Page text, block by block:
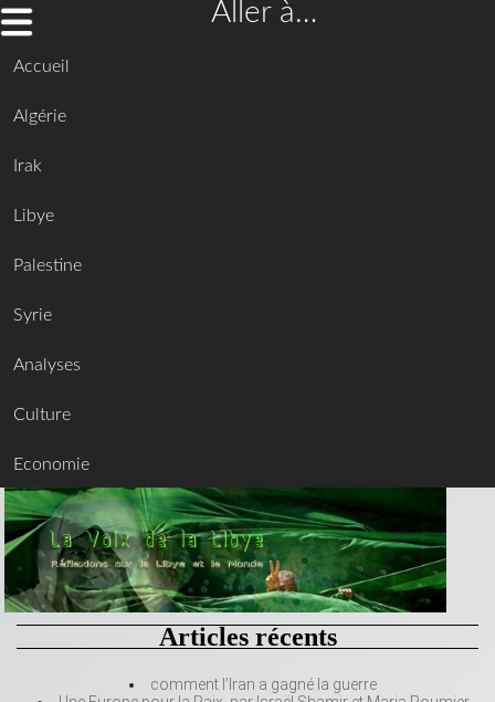
Aller à…
Accueil
Algérie
Irak
Libye
Palestine
Syrie
Analyses
Culture
Economie
Articles récents
comment l’Iran a gagné la guerre